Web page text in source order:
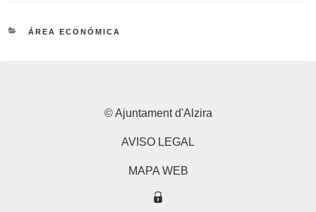
CATEGORÍAS
ÁREA ECONÓMICA
© Ajuntament d'Alzira
AVISO LEGAL
MAPA WEB